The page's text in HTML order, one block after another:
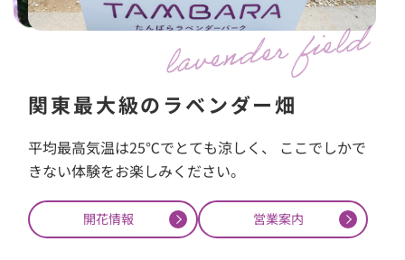
関東最大級のラベンダー畑
平均最高気温は25℃でとても涼しく、 ここでしかで
きない体験をお楽しみください。
開花情報 営業案内